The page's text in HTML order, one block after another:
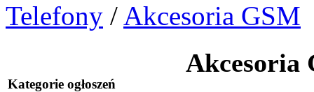
Telefony / Akcesoria GSM
Kategorie ogłoszeń
Akcesoria